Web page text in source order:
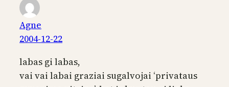
Agne
2004-12-22
labas gi labas,
vai vai labai graziai sugalvojai ‘privataus